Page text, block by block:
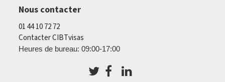
Nous contacter
01 44 10 72 72
Contacter CIBTvisas
Heures de bureau: 09:00-17:00